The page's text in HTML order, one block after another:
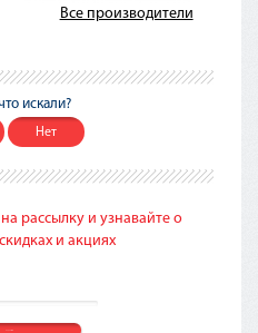
Все производители
искали?
Нет
рассылку и узнавайте о
и акциях